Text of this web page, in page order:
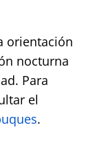
orientación
nocturna
Para
el
.